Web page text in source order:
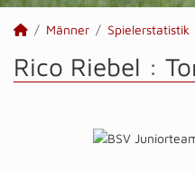
Männer Spielerstatistik
Rico Riebel :